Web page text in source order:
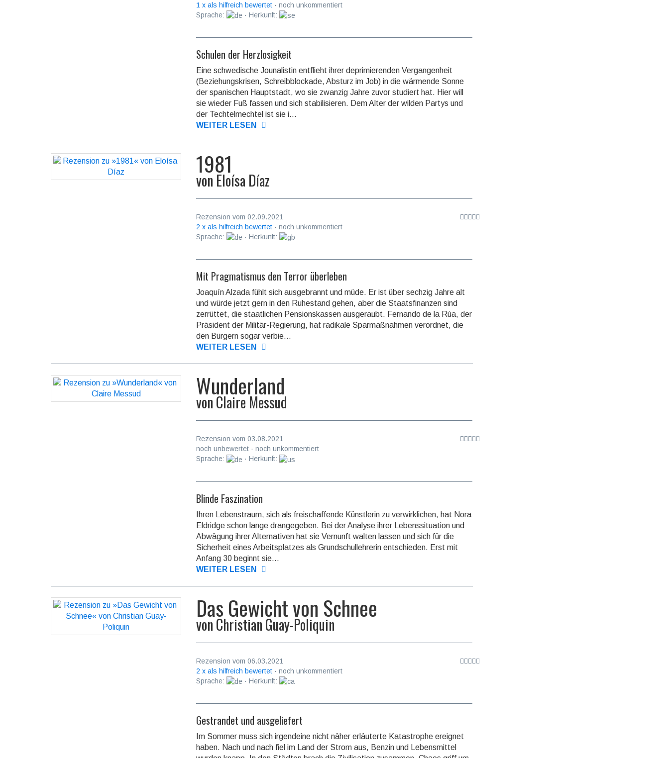
1 x als hilfreich bewertet · noch unkommentiert
Sprache:
· Herkunft:
Schulen der Herzlosigkeit
Eine schwedische Jounalistin entflieht ihrer deprimie­renden Vergan­genheit
(Beziehungs­krisen, Schreib­blockade, Absturz im Job) in die wärmende Sonne
der spani­schen Haupt­stadt, wo sie zwanzig Jahre zuvor studiert hat. Hier will
sie wieder Fuß fassen und sich stabili­sieren. Dem Alter der wilden Partys und
der Techtel­mechtel ist sie i...
WEITER LESEN
1981
von Eloísa Díaz
Rezension vom 02.09.2021
2 x als hilfreich bewertet · noch unkommentiert
Sprache:
· Herkunft:
Mit Pragmatismus den Terror überleben
Joaquín Alzada fühlt sich ausgebrannt und müde. Er ist über sechzig Jahre alt
und würde jetzt gern in den Ruhestand gehen, aber die Staats­finanzen sind
zerrüttet, die staat­lichen Pensions­kassen ausge­raubt. Fernando de la Rúa, der
Präsident der Militär-Regierung, hat radikale Sparmaß­nahmen verordnet, die
den Bürgern sogar verbie...
WEITER LESEN
Wunderland
vonClaire Messud
Rezension vom 03.08.2021
noch unbewertet · noch unkommentiert
Sprache:
· Herkunft:
Blinde Faszination
Ihren Lebenstraum, sich als freischaffende Künstlerin zu verwirklichen, hat Nora
Eldridge schon lange drange­geben. Bei der Analyse ihrer Lebens­situation und
Abwägung ihrer Alterna­tiven hat sie Vernunft walten lassen und sich für die
Sicher­heit eines Arbeits­platzes als Grund­schul­lehrerin entschie­den. Erst mit
Anfang 30 beginnt sie...
WEITER LESEN
Das Gewicht von Schnee
vonChristian Guay-Poliquin
Rezension vom 06.03.2021
2 x als hilfreich bewertet · noch unkommentiert
Sprache:
· Herkunft:
Gestrandet und ausgeliefert
Im Sommer muss sich irgendeine nicht näher erläuterte Katastrophe ereignet
haben. Nach und nach fiel im Land der Strom aus, Benzin und Lebens­mittel